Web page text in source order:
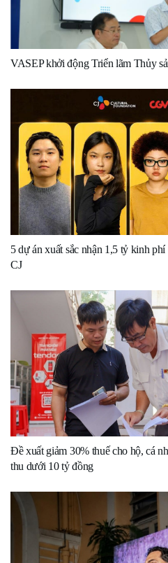
VASEP khởi động Triển lãm Thủy
5 dự án xuất sắc nhận 1,5 tỷ kinh
CJ
Đề xuất giảm 30% thuế cho hộ, cá
thu dưới 10 tỷ đồng